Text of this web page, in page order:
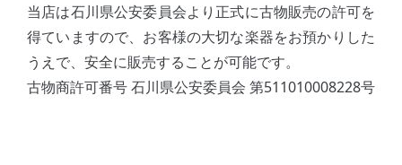
当店は石川県公安委員会より正式に古物販売の許可を
得ていますので、お客様の大切な楽器をお預かりした
うえで、安全に販売することが可能です。
古物商許可番号 石川県公安委員会 第511010008228号